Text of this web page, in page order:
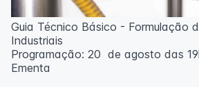
Guia Técnico Básico - Formulação
Industriais
Programação: 20 de agosto das
Ementa